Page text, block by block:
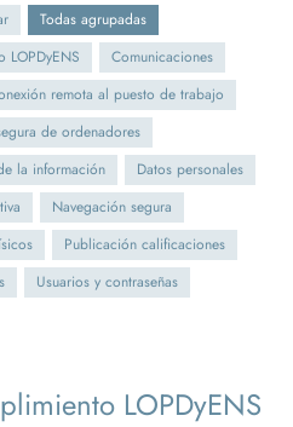
Todas agrupadas
Comunicaciones
remota al puesto de trabajo
de ordenadores
la información
Datos personales
Navegación segura
Publicación calificaciones
Usuarios y contraseñas
LOPDyENS